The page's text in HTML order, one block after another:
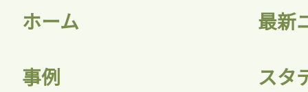
ホーム 最新
事例 スタ